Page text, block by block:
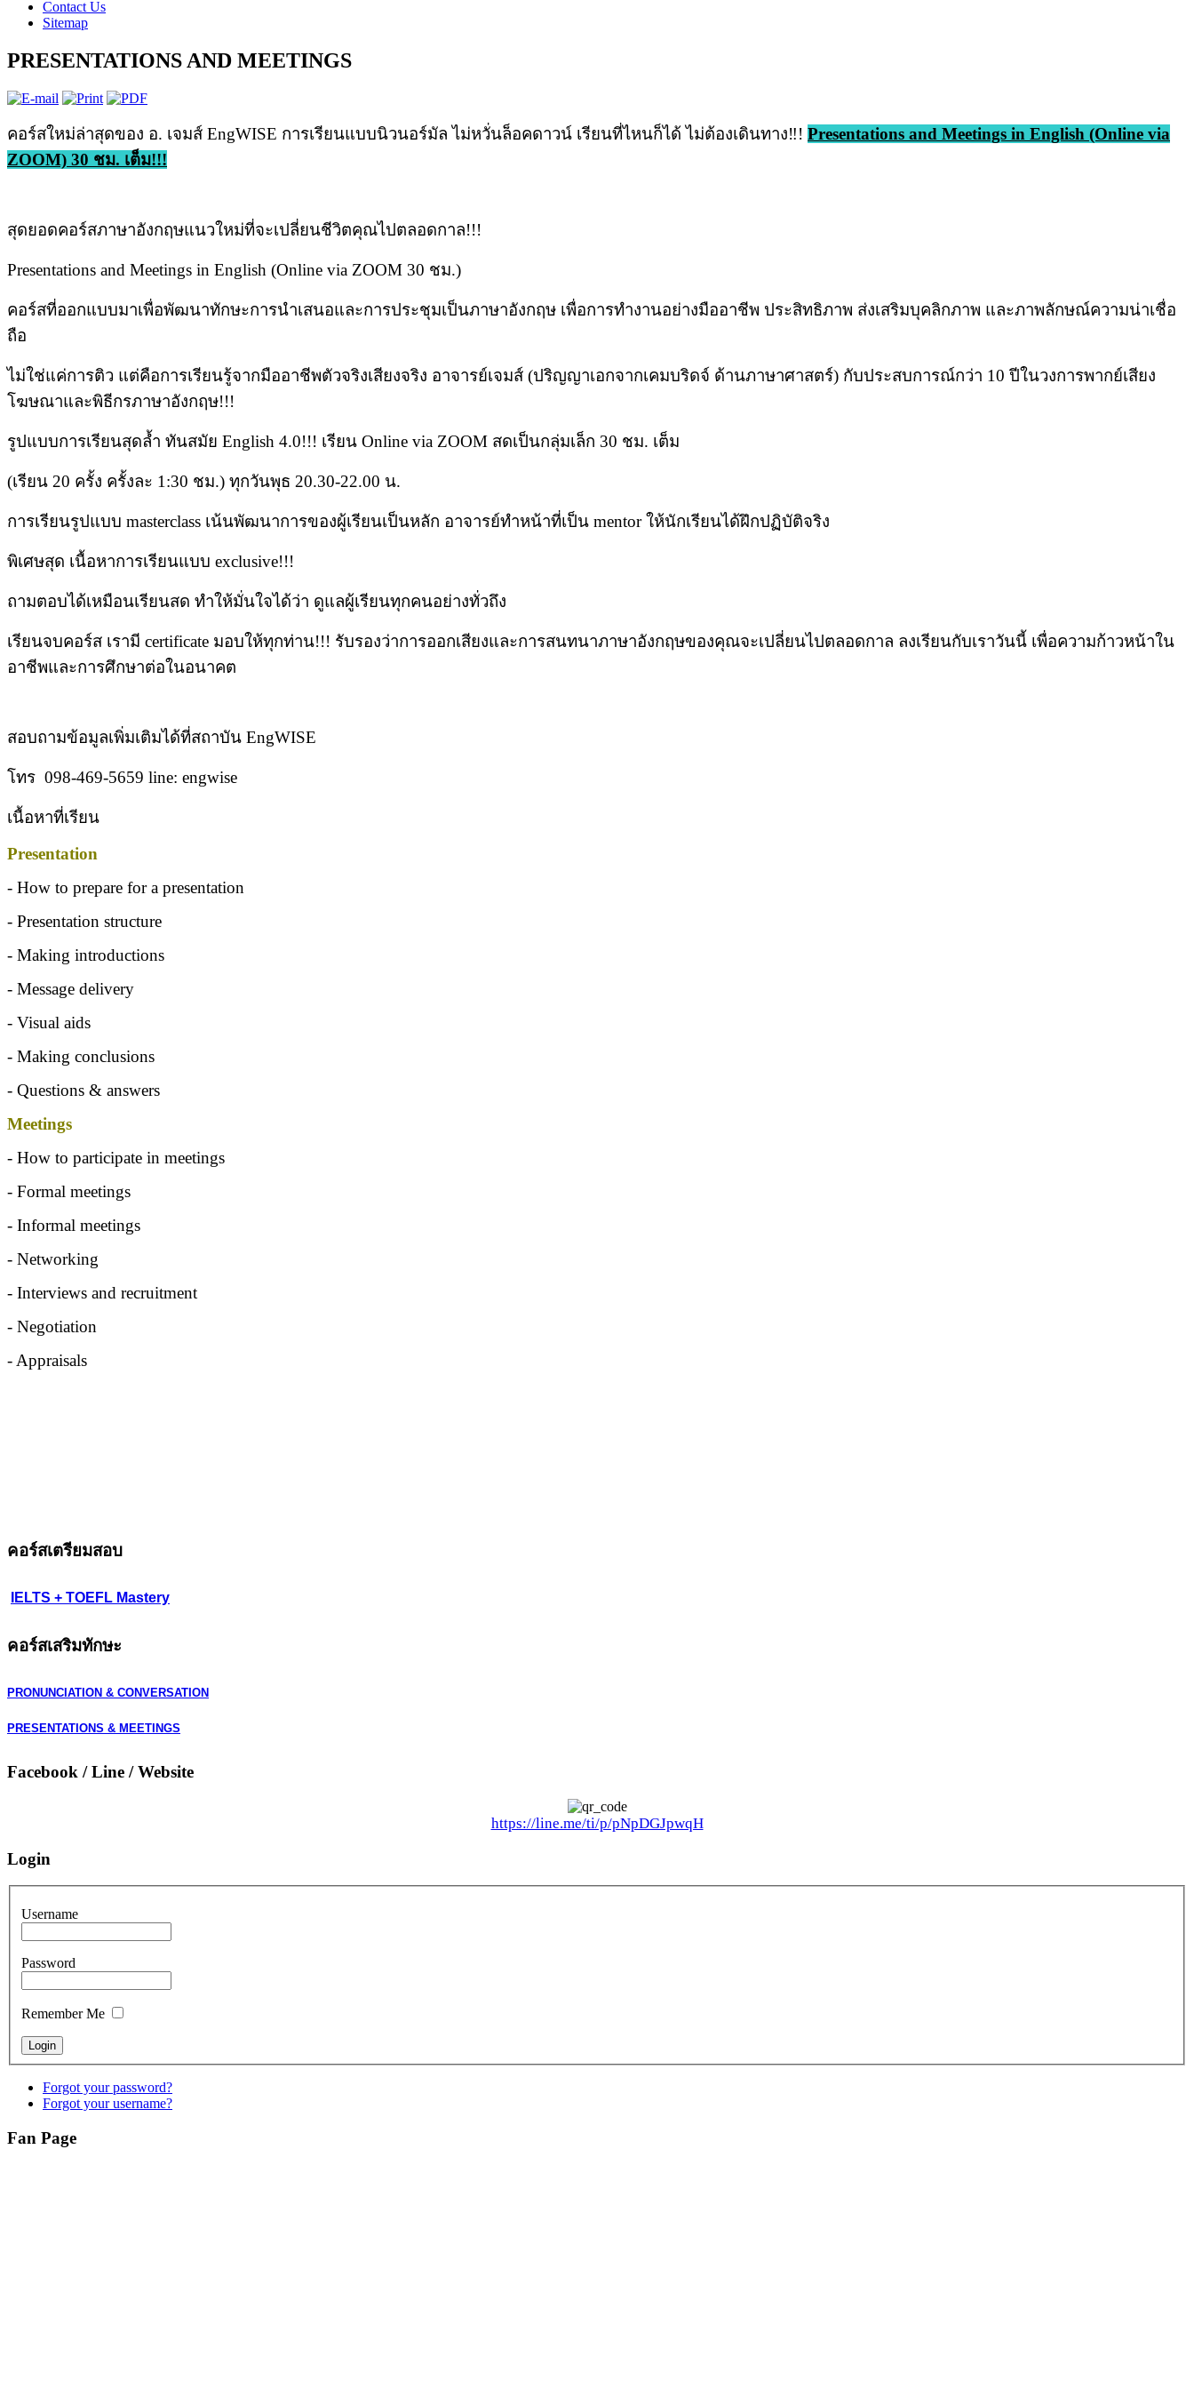
Contact Us
Sitemap
PRESENTATIONS AND MEETINGS
คอร์สใหม่ล่าสุดของ อ. เจมส์ EngWISE การเรียนแบบนิวนอร์มัล ไม่หวั่นล็อคดาวน์ เรียนที่ไหนก็ได้ ไม่ต้องเดินทาง‼️! Presentations and Meetings in English (Online via
ZOOM) 30 ชม. เต็ม!!!
สุดยอดคอร์สภาษาอังกฤษแนวใหม่ที่จะเปลี่ยนชีวิตคุณไปตลอดกาล!!!
Presentations and Meetings in English (Online via ZOOM 30 ชม.)
คอร์สที่ออกแบบมาเพื่อพัฒนาทักษะการนำเสนอและการประชุมเป็นภาษาอังกฤษ เพื่อการทำงานอย่างมืออาชีพ ประสิทธิภาพ ส่งเสริมบุคลิกภาพ และภาพลักษณ์ความน่าเชื่อ
ถือ
ไม่ใช่แค่การติว แต่คือการเรียนรู้จากมืออาชีพตัวจริงเสียงจริง อาจารย์เจมส์ (ปริญญาเอกจากเคมบริดจ์ ด้านภาษาศาสตร์) กับประสบการณ์กว่า 10 ปีในวงการพากย์เสียง
โฆษณาและพิธีกรภาษาอังกฤษ!!!
รูปแบบการเรียนสุดล้ำ ทันสมัย English 4.0!!! เรียน Online via ZOOM สดเป็นกลุ่มเล็ก 30 ชม. เต็ม
(เรียน 20 ครั้ง ครั้งละ 1:30 ชม.) ทุกวันพุธ 20.30-22.00 น.
การเรียนรูปแบบ masterclass เน้นพัฒนาการของผู้เรียนเป็นหลัก อาจารย์ทำหน้าที่เป็น mentor ให้นักเรียนได้ฝึกปฏิบัติจริง
พิเศษสุด เนื้อหาการเรียนแบบ exclusive!!!
ถามตอบได้เหมือนเรียนสด ทำให้มั่นใจได้ว่า ดูแลผู้เรียนทุกคนอย่างทั่วถึง
เรียนจบคอร์ส เรามี certificate มอบให้ทุกท่าน!!! รับรองว่าการออกเสียงและการสนทนาภาษาอังกฤษของคุณจะเปลี่ยนไปตลอดกาล ลงเรียนกับเราวันนี้ เพื่อความก้าวหน้าใน
อาชีพและการศึกษาต่อในอนาคต
สอบถามข้อมูลเพิ่มเติมได้ที่สถาบัน EngWISE
โทร 098-469-5659 line: engwise
เนื้อหาที่เรียน
Presentation
- How to prepare for a presentation
- Presentation structure
- Making introductions
- Message delivery
- Visual aids
- Making conclusions
- Questions & answers
Meetings
- How to participate in meetings
- Formal meetings
- Informal meetings
- Networking
- Interviews and recruitment
- Negotiation
- Appraisals
คอร์สเตรียมสอบ
IELTS + TOEFL Mastery
คอร์สเสริมทักษะ
PRONUNCIATION & CONVERSATION
PRESENTATIONS & MEETINGS
Facebook / Line / Website
https://line.me/ti/p/pNpDGJpwqH
Login
Username
Password
Remember Me
Forgot your password?
Forgot your username?
Fan Page